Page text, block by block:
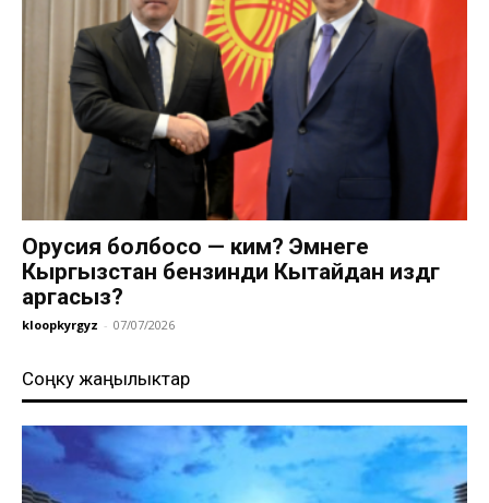
Орусия болбосо — ким? Эмнеге
Кыргызстан бензинди Кытайдан издөөгө
аргасыз?
kloopkyrgyz - 07/07/2026
Соңку жаңылыктар